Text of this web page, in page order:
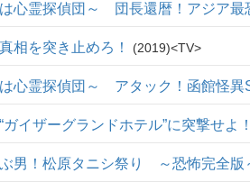
心霊探偵団～ 団長還暦！アジア最
相を突き止めろ！ 2019 TV
心霊探偵団～ アタック！函館怪異
イザーグランドホテル”に突撃せよ！
男！松原タニシ祭り ～恐怖完全版